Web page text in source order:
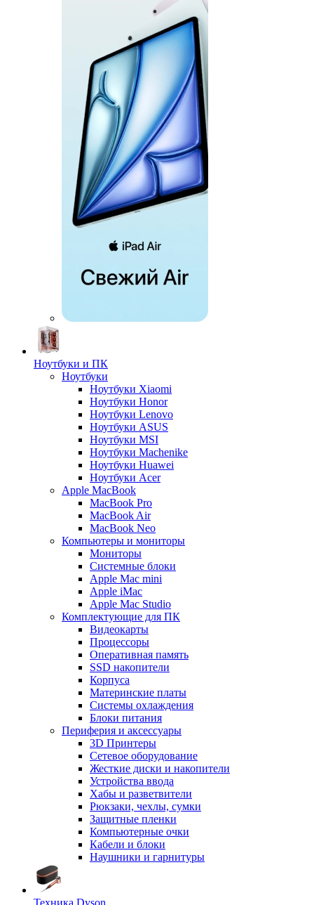
Ноутбуки и ПК
Ноутбуки
Ноутбуки Xiaomi
Ноутбуки Honor
Ноутбуки Lenovo
Ноутбуки ASUS
Ноутбуки MSI
Ноутбуки Machenike
Ноутбуки Huawei
Ноутбуки Acer
Apple MacBook
MacBook Pro
MacBook Air
MacBook Neo
Компьютеры и мониторы
Мониторы
Системные блоки
Apple Mac mini
Apple iMac
Apple Mac Studio
Комплектующие для ПК
Видеокарты
Процессоры
Оперативная память
SSD накопители
Корпуса
Материнские платы
Системы охлаждения
Блоки питания
Периферия и аксессуары
3D Принтеры
Сетевое оборудование
Жесткие диски и накопители
Устройства ввода
Хабы и разветвители
Рюкзаки, чехлы, сумки
Защитные пленки
Компьютерные очки
Кабели и блоки
Наушники и гарнитуры
Техника Dyson